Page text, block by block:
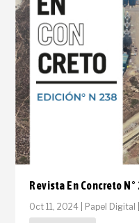
Revista En Concreto N°
Oct 11, 2024 Papel Digital